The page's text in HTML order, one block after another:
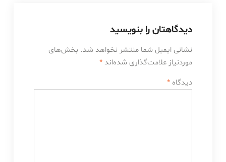
دیدگاهتان را بنویسید
نشانی ایمیل شما منتشر نخواهد شد. بخش‌های
موردنیاز علامت‌گذاری شده‌اند *
دیدگاه *